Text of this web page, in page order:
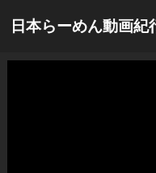
日本らーめん動画紀